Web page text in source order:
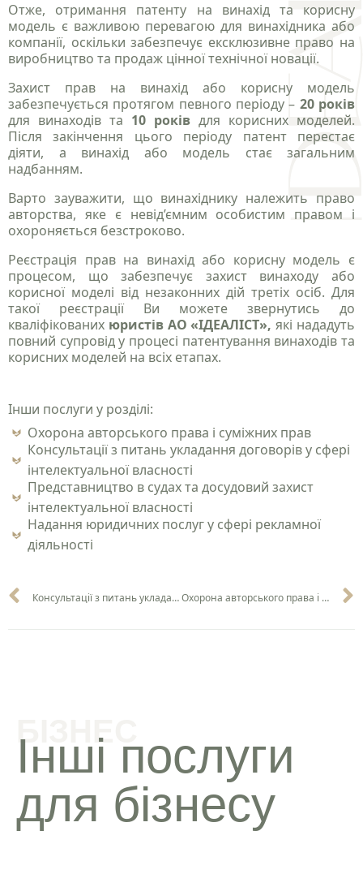
Отже, отримання патенту на винахід та корисну
модель є важливою перевагою для винахідника або
компанії, оскільки забезпечує ексклюзивне право на
виробництво та продаж цінної технічної новації.
Захист прав на винахід або корисну модель
забезпечується протягом певного періоду – 20 років
для винаходів та 10 років для корисних моделей.
Після закінчення цього періоду патент перестає
діяти, а винахід або модель стає загальним
надбанням.
Варто зауважити, що винахіднику належить право
авторства, яке є невід’ємним особистим правом і
охороняється безстроково.
Реєстрація прав на винахід або корисну модель є
процесом, що забезпечує захист винаходу або
корисної моделі від незаконних дій третіх осіб. Для
такої реєстрації Ви можете звернутись до
кваліфікованих юристів АО «ІДЕАЛІСТ», які нададуть
повний супровід у процесі патентування винаходів та
корисних моделей на всіх етапах.
Інши послуги у розділі:
Охорона авторського права і суміжних прав
Консультації з питань укладання договорів у сфері
інтелектуальної власності
Представництво в судах та досудовий захист
інтелектуальної власності
Надання юридичних послуг у сфері рекламної
діяльності
Консультації з питань укладання договорів у сфері інтелектуальної власності Охорона авторського права і суміжних прав
БІЗНЕС
Інші послуги
для бізнесу